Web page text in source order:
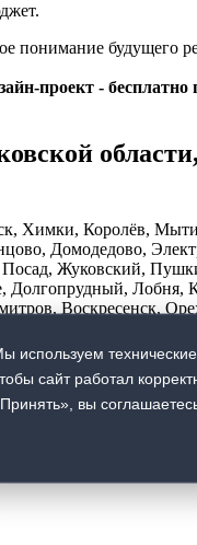
понимание будущего
проект -
Химки, Королёв,
Домодедово,
Жуковский,
Долгопрудный, Лобня,
Воскресенск,
Лыткарино,
Павловский
Серпухов,
Голицыно,
Озёры,
используем
сайт работал
вы